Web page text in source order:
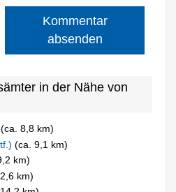
Kommentar
absenden
in der Nähe von
(ca. 8,8 km)
(ca. 9,1 km)
km)
km)